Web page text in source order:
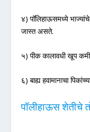
४) पॉलिहाऊसमध्ये
जास्त असते.
५) पीक कालावधी खूप
६) बाह्य हवामानाचा
पॉलीहाऊस शेतीचे